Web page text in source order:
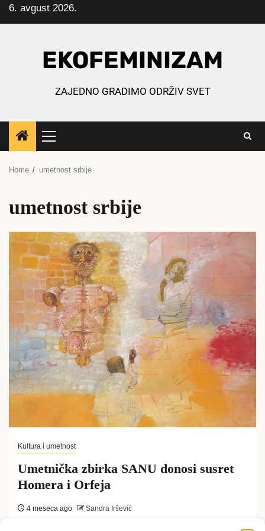
Skip
to
6. avgust 2026.
EKOFEMINIZAM
ZAJEDNO GRADIMO ODRŽIV SVET
Primary
Menu
Home umetnost srbije
umetnost srbije
Kultura i umetnost
Umetnička zbirka SANU donosi susret
Homera i Orfeja
4 meseca ago Sandra Iršević